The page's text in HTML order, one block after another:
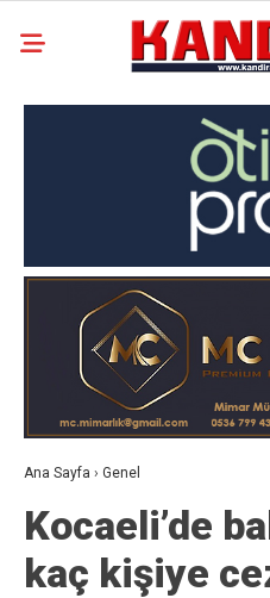
Ana Sayfa › Genel
Kocaeli’de
kaç kişiye